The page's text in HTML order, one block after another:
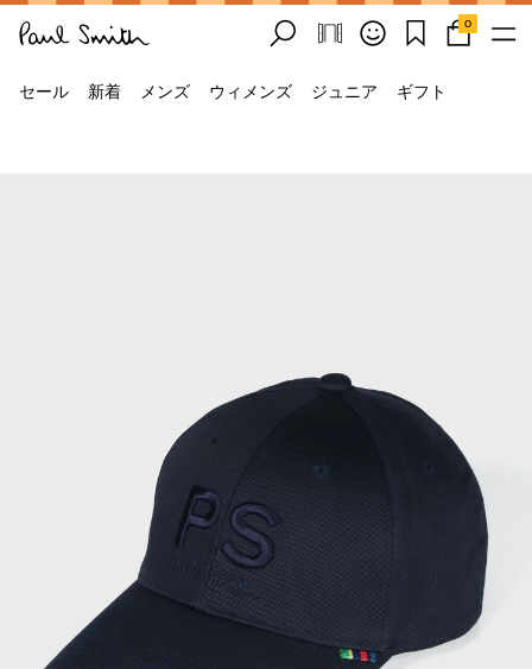
0
セール 新着 メンズ ウィメンズ ジュニア ギフト